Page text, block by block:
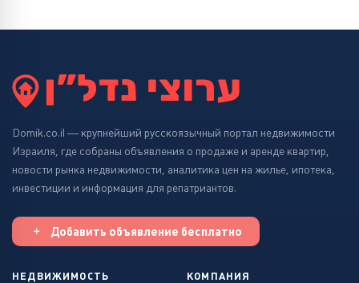
Domik.co.il — крупнейший русскоязычный портал недвижимости
Израиля, где собраны объявления о продаже и аренде квартир,
новости рынка недвижимости, аналитика цен на жилье, ипотека,
инвестиции и информация для репатриантов.
Добавить объявление бесплатно
НЕДВИЖИМОСТЬ КОМПАНИЯ